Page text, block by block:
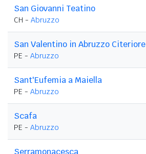
San Giovanni Teatino
CH - Abruzzo
San Valentino in Abruzzo Citeriore
PE - Abruzzo
Sant'Eufemia a Maiella
PE - Abruzzo
Scafa
PE - Abruzzo
Serramonacesca